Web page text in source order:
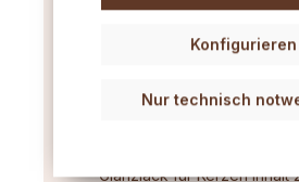
Glanzlack für
Glanzlack für Kerzen Inhalt
Nur technisch
Konfigurieren